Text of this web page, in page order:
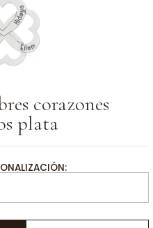
corazones
plata